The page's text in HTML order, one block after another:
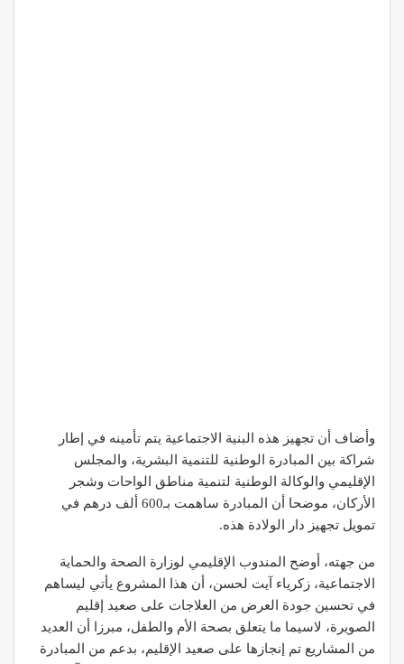
وأضاف أن تجهيز هذه البنية الاجتماعية يتم تأمينه في إطار
شراكة بين المبادرة الوطنية للتنمية البشرية، والمجلس
الإقليمي والوكالة الوطنية لتنمية مناطق الواحات وشجر
الأركان، موضحا أن المبادرة ساهمت بـ600 ألف درهم في
تمويل تجهيز دار الولادة هذه.
من جهته، أوضح المندوب الإقليمي لوزارة الصحة والحماية
الاجتماعية، زكرياء آيت لحسن، أن هذا المشروع يأتي ليساهم
في تحسين جودة العرض من العلاجات على صعيد إقليم
الصويرة، لاسيما ما يتعلق بصحة الأم والطفل، مبرزا أن العديد
من المشاريع تم إنجازها على صعيد الإقليم، بدعم من المبادرة